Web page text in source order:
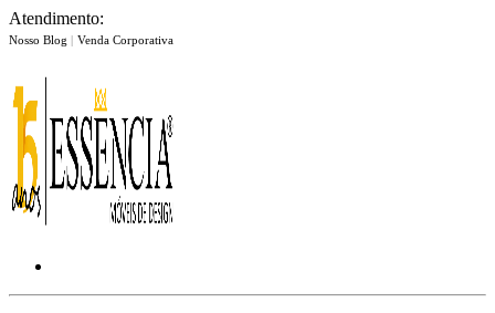
Atendimento:
Nosso Blog | Venda Corporativa